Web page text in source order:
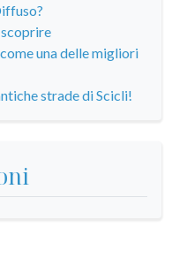
una delle migliori
strade di Scicli!